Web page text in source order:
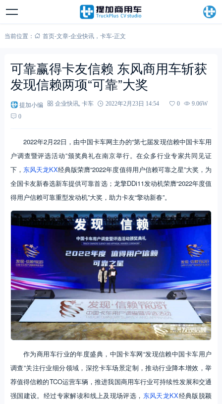
当前位置： 首页-文章-企业快讯， 卡车-正文
可靠赢得卡友信赖 东风商用车斩获
发现信赖两项“可靠”大奖
提加小编 企业快讯, 卡车 2022年2月23日 14:54 0
9.06W
0
2022年2月22日，由中国卡车网主办的“第七届发现信赖中国卡车用
户调查暨评选活动”颁奖典礼在南京举行。在众多行业专家共同见证
下， 东风天龙KX经典版荣膺“2022年度值得用户信赖可靠之星”大奖，为
全国卡友新春选新车提供可靠首选；龙擎DDi11发动机荣膺“2022年度值
得用户信赖可靠重型发动机”大奖，助力卡友“擎动新春”。
作为商用车行业的年度盛典，中国卡车网“发现信赖中国卡车用户
调查”关注行业细分领域，深挖卡车场景定制，推动行业降本增效，举
荐值得信赖的TCO运营车辆，推进我国商用车行业可持续性发展和交通
强国建设。经过专家解读和线上及现场评选， 东风天龙KX经典版脱颖